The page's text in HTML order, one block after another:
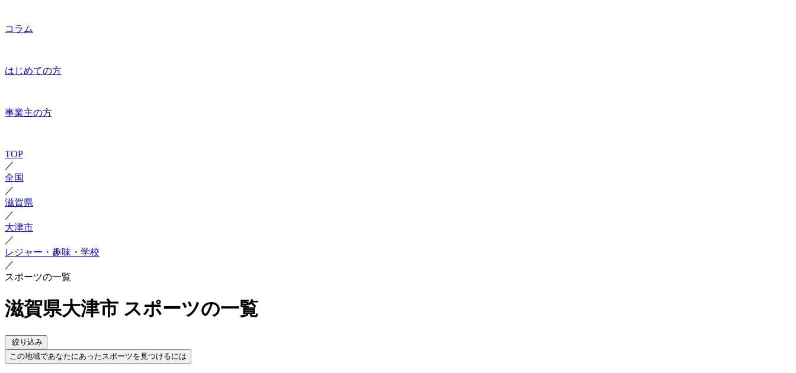
コラム
はじめての方
事業主の方
TOP
／
全国
／
滋賀県
／
大津市
／
レジャー・趣味・学校
／
スポーツの一覧
滋賀県大津市 スポーツの一覧
絞り込み
この地域であなたにあったスポーツを見つけるには